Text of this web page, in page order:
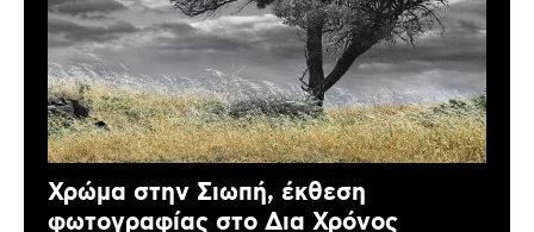
Χρώμα στην Σιωπή, έκθεση
φωτογραφίας στο Δια Χρόνος